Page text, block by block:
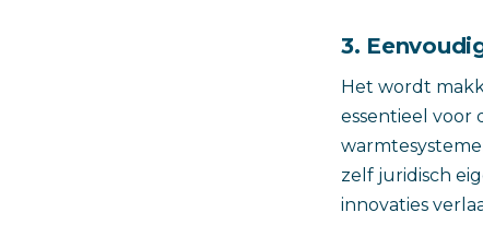
3.
Het wordt
essentieel voor
zelf juridisch
innovaties